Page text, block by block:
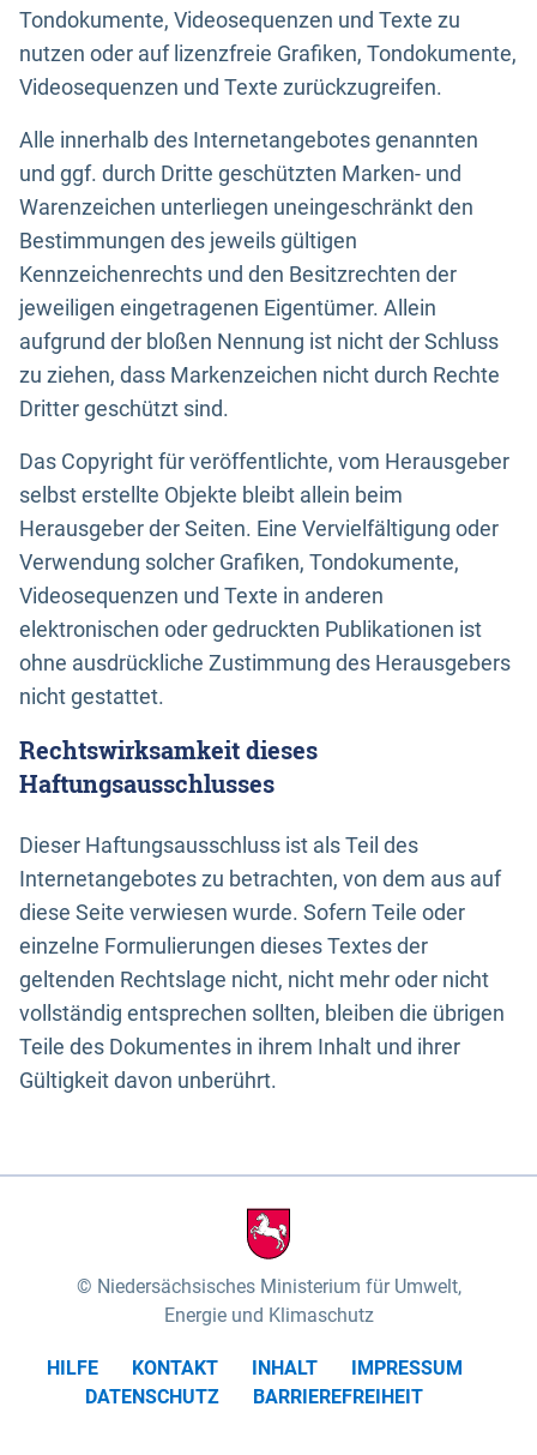
Tondokumente, Videosequenzen und Texte zu
nutzen oder auf lizenzfreie Grafiken, Tondokumente,
Videosequenzen und Texte zurückzugreifen.
Alle innerhalb des Internetangebotes genannten
und ggf. durch Dritte geschützten Marken- und
Warenzeichen unterliegen uneingeschränkt den
Bestimmungen des jeweils gültigen
Kennzeichenrechts und den Besitzrechten der
jeweiligen eingetragenen Eigentümer. Allein
aufgrund der bloßen Nennung ist nicht der Schluss
zu ziehen, dass Markenzeichen nicht durch Rechte
Dritter geschützt sind.
Das Copyright für veröffentlichte, vom Herausgeber
selbst erstellte Objekte bleibt allein beim
Herausgeber der Seiten. Eine Vervielfältigung oder
Verwendung solcher Grafiken, Tondokumente,
Videosequenzen und Texte in anderen
elektronischen oder gedruckten Publikationen ist
ohne ausdrückliche Zustimmung des Herausgebers
nicht gestattet.
Rechtswirksamkeit dieses
Haftungsausschlusses
Dieser Haftungsausschluss ist als Teil des
Internetangebotes zu betrachten, von dem aus auf
diese Seite verwiesen wurde. Sofern Teile oder
einzelne Formulierungen dieses Textes der
geltenden Rechtslage nicht, nicht mehr oder nicht
vollständig entsprechen sollten, bleiben die übrigen
Teile des Dokumentes in ihrem Inhalt und ihrer
Gültigkeit davon unberührt.
Niedersächsisches Ministerium für Umwelt,
Energie und Klimaschutz
HILFE KONTAKT INHALT
IMPRESSUM
DATENSCHUTZ
BARRIEREFREIHEIT